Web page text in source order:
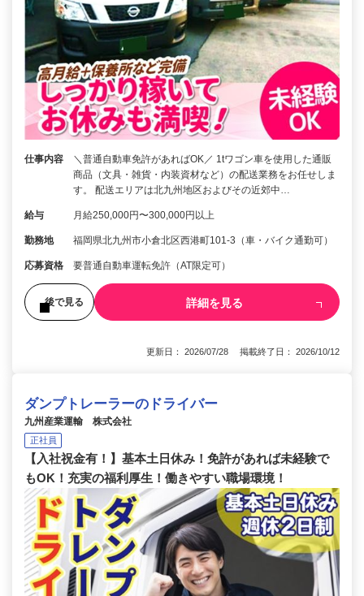
仕事内容
＼普通自動車免許があればOK／ 1tワゴン車を使用した通販
商品（文具・雑貨・内装資材など）の配送業務をお任せしま
す。 配送エリアは北九州地区およびその近郊中…
給与 月給250,000円〜300,000円以上
勤務地 福岡県北九州市小倉北区西港町101-3（車・バイク通勤可）
応募資格 要普通自動車運転免許（AT限定可）
後で見る 詳細を見る
更新日： 2026/07/28 掲載終了日： 2026/10/12
ダンプトレーラーのドライバー
九州産業運輸 株式会社
正社員
【入社祝金有！】基本土日休み！免許があれば未経験で
もOK！充実の福利厚生！働きやすい職場環境！